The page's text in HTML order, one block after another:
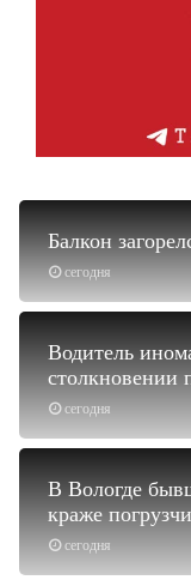
сегодня
Балкон
сегодня
Водитель
столкновении
сегодня
В Вологде
краже